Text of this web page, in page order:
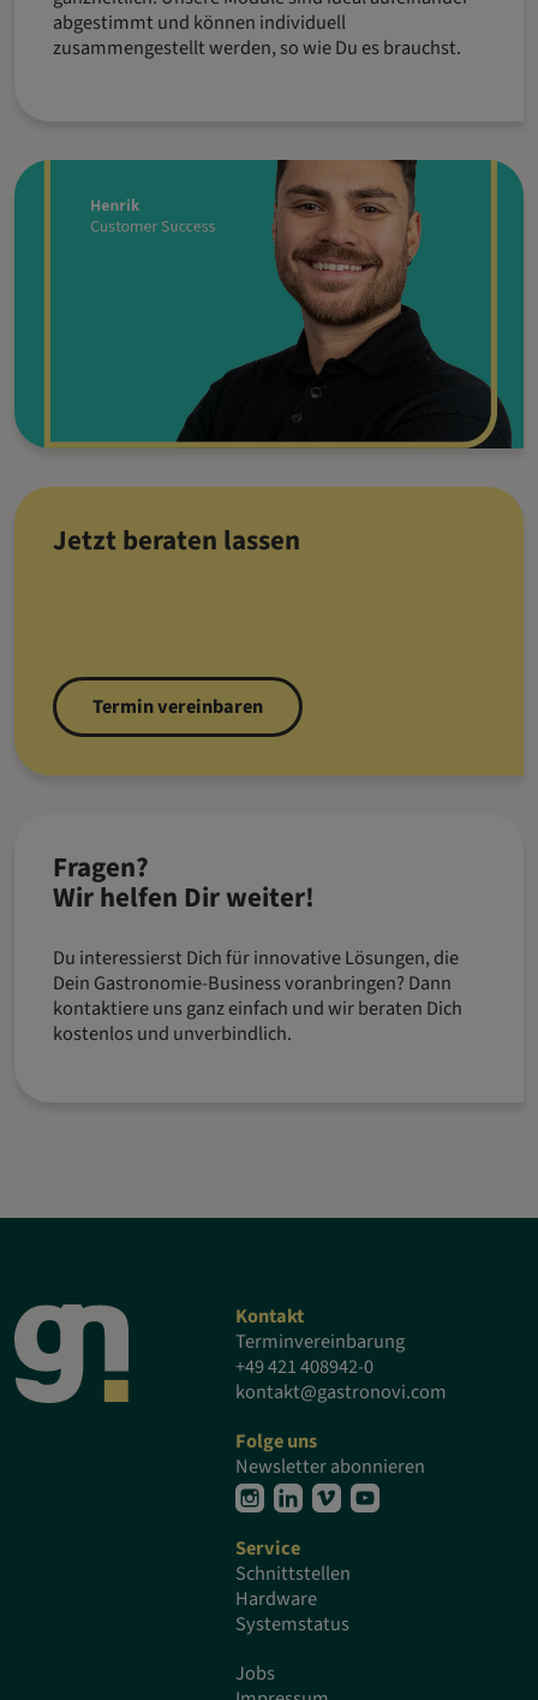
abgestimmt und können individuell
zusammengestellt werden, so wie Du es brauchst.
Jetzt beraten lassen
Termin vereinbaren
Fragen?
Wir helfen Dir weiter!
Du interessierst Dich für innovative Lösungen, die
Dein Gastronomie-Business voranbringen? Dann
kontaktiere uns ganz einfach und wir beraten Dich
kostenlos und unverbindlich.
Kontakt
Terminvereinbarung
+49 421 408942-0
kontakt@gastronovi.com
Folge uns
Newsletter abonnieren
Service
Schnittstellen
Hardware
Systemstatus
Jobs